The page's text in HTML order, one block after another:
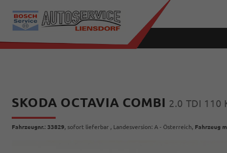
SKODA OCTAVIA COMBI 2.0 TDI 110
Fahrzeugnr.: 33829, sofort lieferbar , Landesversion: A - Österreich, Fahrzeug